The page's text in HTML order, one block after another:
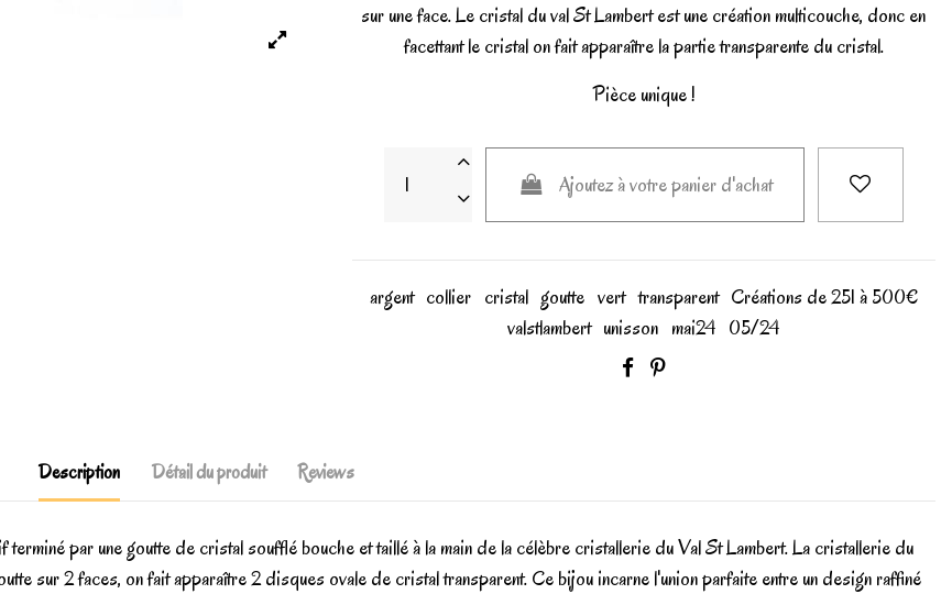
sur une face. Le cristal du val St Lambert est une création multicouche, donc en
facettant le cristal on fait apparaître la partie transparente du cristal.
Pièce unique !
Ajoutez à votre panier d'achat
argent collier cristal goutte vert transparent Créations de 251 à 500€
valstlambert unisson mai24 05/24
Description Détail du produit Reviews
par une goutte de cristal soufflé bouche et taillé à la main de la célèbre cristallerie du Val St Lambert. La cristallerie du
sur 2 faces, on fait apparaître 2 disques ovale de cristal transparent. Ce bijou incarne l'union parfaite entre un design raffiné